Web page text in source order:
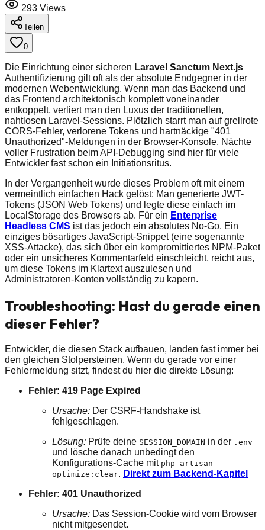
293 Views
Teilen
0
Die Einrichtung einer sicheren Laravel Sanctum Next.js
Authentifizierung gilt oft als der absolute Endgegner in der
modernen Webentwicklung. Wenn man das Backend und
das Frontend architektonisch komplett voneinander
entkoppelt, verliert man den Luxus der traditionellen,
nahtlosen Laravel-Sessions. Plötzlich starrt man auf grellrote
CORS-Fehler, verlorene Tokens und hartnäckige "401
Unauthorized"-Meldungen in der Browser-Konsole. Nächte
voller Frustration beim API-Debugging sind hier für viele
Entwickler fast schon ein Initiationsritus.
In der Vergangenheit wurde dieses Problem oft mit einem
vermeintlich einfachen Hack gelöst: Man generierte JWT-
Tokens (JSON Web Tokens) und legte diese einfach im
LocalStorage des Browsers ab. Für ein Enterprise
Headless CMS ist das jedoch ein absolutes No-Go. Ein
einziges bösartiges JavaScript-Snippet (eine sogenannte
XSS-Attacke), das sich über ein kompromittiertes NPM-Paket
oder ein unsicheres Kommentarfeld einschleicht, reicht aus,
um diese Tokens im Klartext auszulesen und
Administratoren-Konten vollständig zu kapern.
Troubleshooting: Hast du gerade einen
dieser Fehler?
Entwickler, die diesen Stack aufbauen, landen fast immer bei
den gleichen Stolpersteinen. Wenn du gerade vor einer
Fehlermeldung sitzt, findest du hier die direkte Lösung:
Fehler: 419 Page Expired
Ursache: Der CSRF-Handshake ist
fehlgeschlagen.
Lösung: Prüfe deine SESSION_DOMAIN in der .env
und lösche danach unbedingt den
Konfigurations-Cache mit php artisan
optimize:clear. Direkt zum Backend-Kapitel
Fehler: 401 Unauthorized
Ursache: Das Session-Cookie wird vom Browser
nicht mitgesendet.